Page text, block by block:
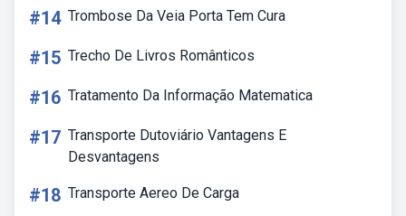
#14 Trombose Da Veia Porta Tem Cura
#15 Trecho De Livros Românticos
#16 Tratamento Da Informação Matematica
#17 Transporte Dutoviário Vantagens E
Desvantagens
#18 Transporte Aereo De Carga